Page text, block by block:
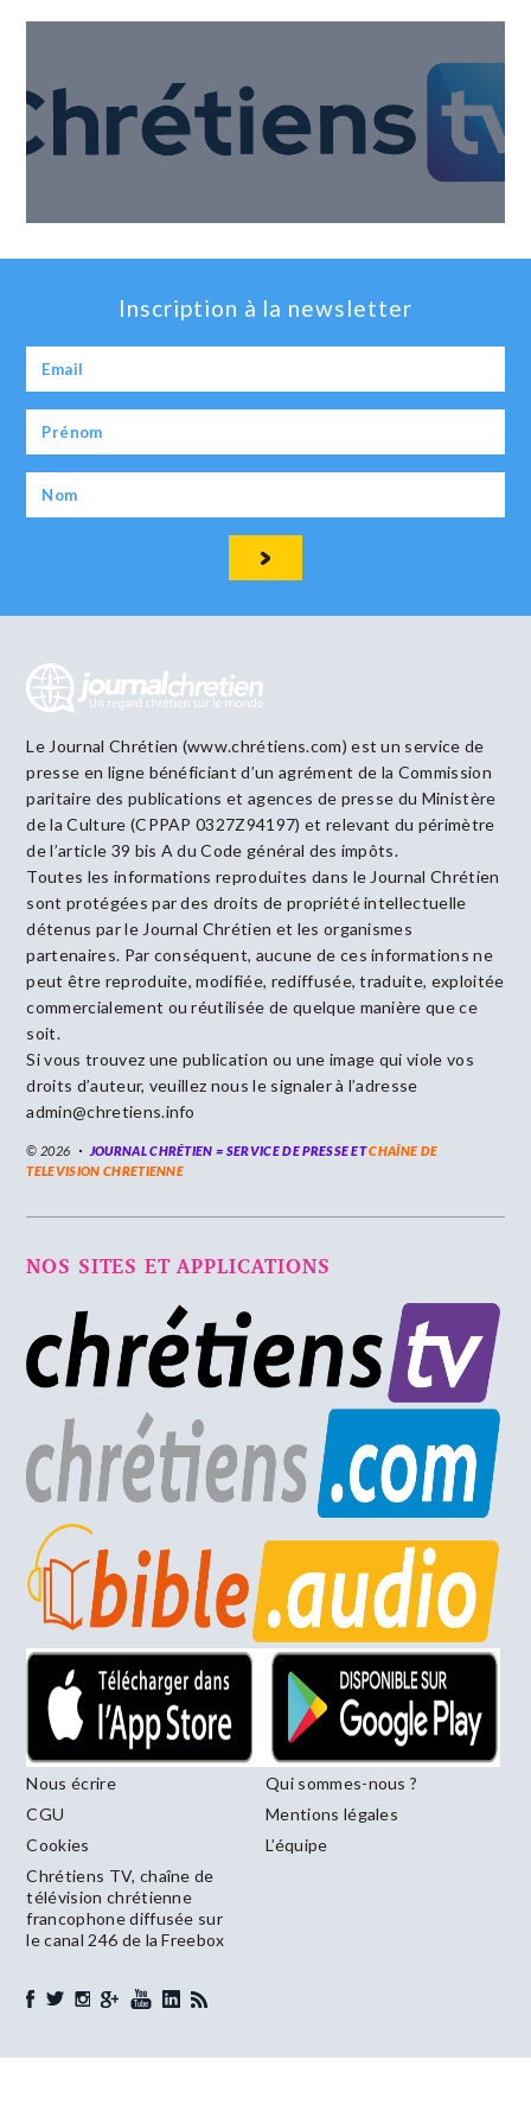
Inscription à la newsletter
Le Journal Chrétien (www.chrétiens.com) est un service de
presse en ligne bénéficiant d’un agrément de la Commission
paritaire des publications et agences de presse du Ministère
de la Culture (CPPAP 0327Z94197) et relevant du périmètre
de l’article 39 bis A du Code général des impôts.
Toutes les informations reproduites dans le Journal Chrétien
sont protégées par des droits de propriété intellectuelle
détenus par le Journal Chrétien et les organismes
partenaires. Par conséquent, aucune de ces informations ne
peut être reproduite, modifiée, rediffusée, traduite, exploitée
commercialement ou réutilisée de quelque manière que ce
soit.
Si vous trouvez une publication ou une image qui viole vos
droits d’auteur, veuillez nous le signaler à l’adresse
admin@chretiens.info
© 2026 JOURNAL CHRÉTIEN = SERVICE DE PRESSE ETCHAÎNE DE
TELEVISION CHRETIENNE
NOS SITES ET APPLICATIONS
Nous écrire
Qui sommes-nous ?
CGU
Mentions légales
Cookies
L’équipe
Chrétiens TV, chaîne de
télévision chrétienne
francophone diffusée sur
le canal 246 de la Freebox